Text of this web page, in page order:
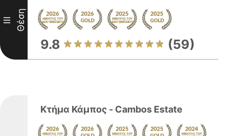
III Θέση
9.8 (59)
Κτήμα Κάμπος - Cambos Estate